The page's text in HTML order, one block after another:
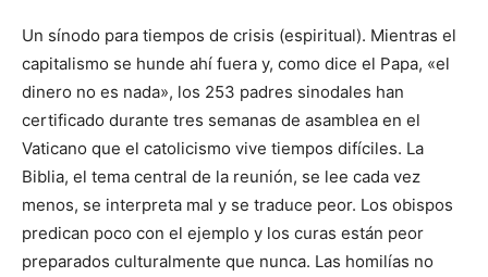
Un sínodo para tiempos de crisis (espiritual). Mientras el
capitalismo se hunde ahí fuera y, como dice el Papa, «el
dinero no es nada», los 253 padres sinodales han
certificado durante tres semanas de asamblea en el
Vaticano que el catolicismo vive tiempos difíciles. La
Biblia, el tema central de la reunión, se lee cada vez
menos, se interpreta mal y se traduce peor. Los obispos
predican poco con el ejemplo y los curas están peor
preparados culturalmente que nunca. Las homilías no